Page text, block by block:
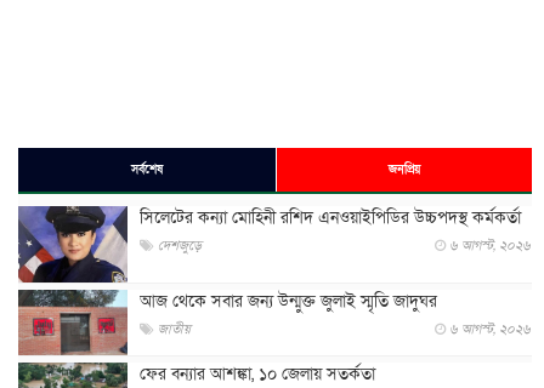
সর্বশেষ জনপ্রিয়
সিলেটের কন্যা মোহিনী রশিদ এনওয়াইপিডির উচ্চপদস্থ কর্মকর্তা
দেশজুড়ে ৬ আগস্ট, ২০২৬
আজ থেকে সবার জন্য উন্মুক্ত জুলাই স্মৃতি জাদুঘর
জাতীয় ৬ আগস্ট, ২০২৬
ফের বন্যার আশঙ্কা, ১০ জেলায় সতর্কতা